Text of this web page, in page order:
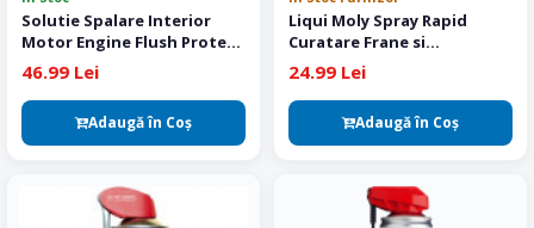
Solutie Spalare Interior
Motor Engine Flush Protec
375 ml
46.99 Lei
Adaugă în Coş
Liqui Moly Spray Rapid
Curatare Frane si
Componente 500 ml
24.99 Lei
Adaugă în Coş